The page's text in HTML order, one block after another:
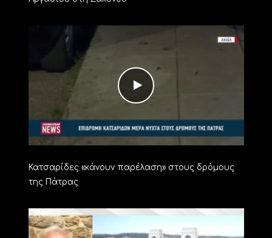
Κατσαρίδες «κάνουν παρέλαση» στους δρόμους
της Πάτρας